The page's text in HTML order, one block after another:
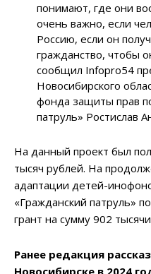
понимают, где они
очень важно, если
Россию, если он
гражданство, чтобы
сообщил Infopro54
Новосибирского
фонда защиты прав
патруль» Ростислав
На данный проект был
тысяч рублей. На
адаптации детей-
«Гражданский патруль»
грант на сумму 902
Ранее редакция
Новосибирске в 2024